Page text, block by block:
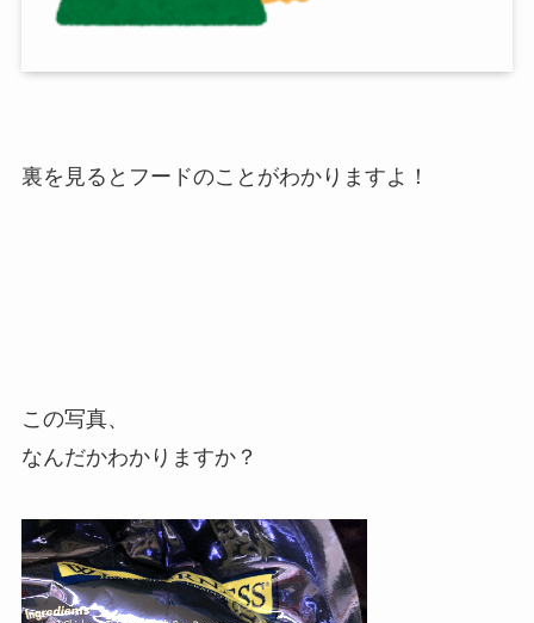
裏を見るとフードのことがわかりますよ！
この写真、
なんだかわかりますか？